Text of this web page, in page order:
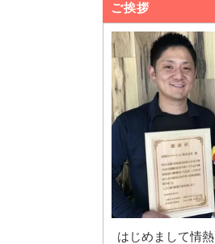
ご挨拶
はじめまして情